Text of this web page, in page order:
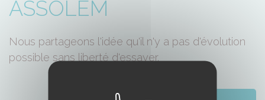
ASSOLEM
Nous partageons l'idée qu'il n'y a pas d'évolution
possible sans liberté d'essayer.